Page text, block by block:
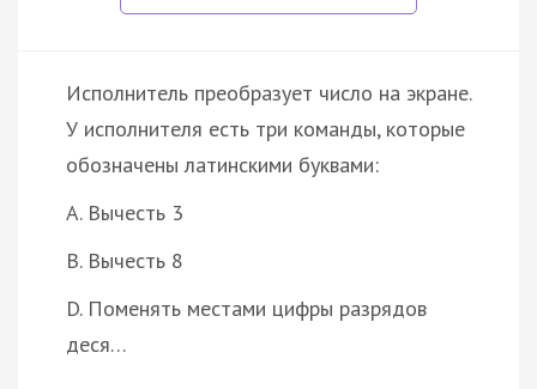
Исполнитель преобразует число на экране.
У исполнителя есть три команды, которые
обозначены латинскими буквами:
A. Вычесть 3
B. Вычесть 8
D. Поменять местами цифры разрядов
деся…